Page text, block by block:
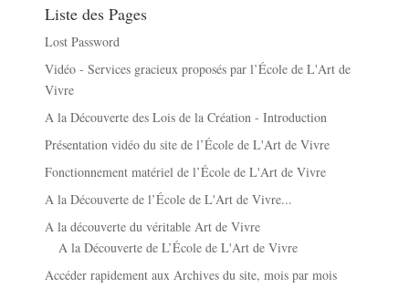
Liste des Pages
Lost Password
Vidéo - Services gracieux proposés par l’École de L'Art de
Vivre
A la Découverte des Lois de la Création - Introduction
Présentation vidéo du site de l’École de L'Art de Vivre
Fonctionnement matériel de l’École de L'Art de Vivre
A la Découverte de l’École de L'Art de Vivre...
A la découverte du véritable Art de Vivre
A la Découverte de L’École de L'Art de Vivre
Accéder rapidement aux Archives du site, mois par mois